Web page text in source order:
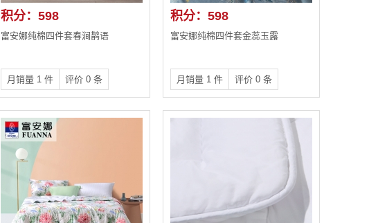
积分：598
富安娜纯棉四件套春涧鹊语
月销量 1 件 评价 0 条
积分：598
富安娜纯棉四件套金蕊玉露
月销量 1 件 评价 0 条